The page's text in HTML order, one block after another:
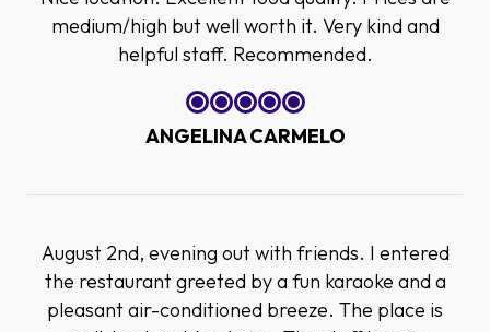
medium/high but well worth it. Very kind and
helpful staff. Recommended.
ANGELINA CARMELO
August 2nd, evening out with friends. I entered
the restaurant greeted by a fun karaoke and a
pleasant air-conditioned breeze. The place is